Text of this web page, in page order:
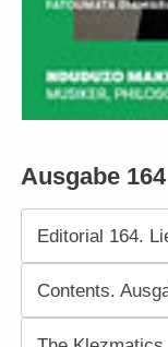
Ausgabe 164
Editorial 164.
Contents.